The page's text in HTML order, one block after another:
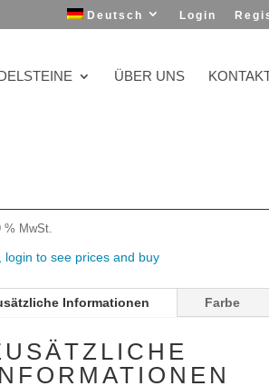
Deutsch Login
ÜBER UNS
% MwSt.
login to see prices and buy
Informationen Farbe